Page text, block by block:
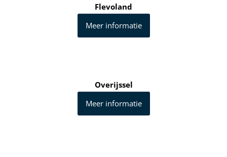
Flevoland
Meer informatie
Overijssel
Meer informatie